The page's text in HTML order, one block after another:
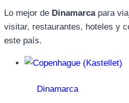
Lo mejor de Dinamarcapara
visitar, restaurantes, hoteles y
este país.
Dinamarca